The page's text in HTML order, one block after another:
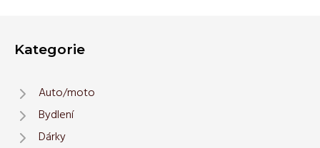
Kategorie
Auto/moto
Bydlení
Dárky